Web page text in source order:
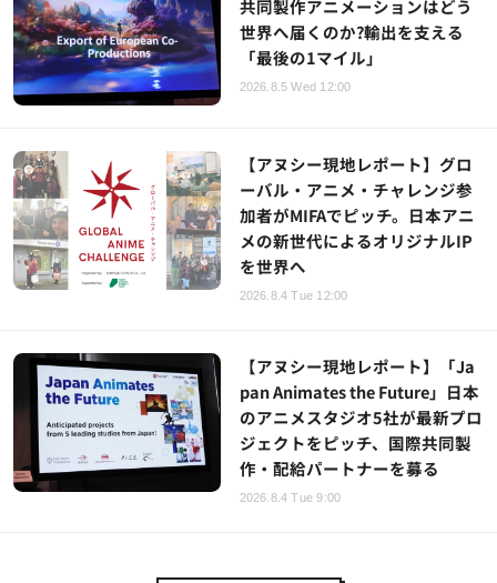
共同製作アニメーションはどう
世界へ届くのか?輸出を支える
「最後の1マイル」
2026.8.5 Wed 12:00
【アヌシー現地レポート】グロ
ーバル・アニメ・チャレンジ参
加者がMIFAでピッチ。日本アニ
メの新世代によるオリジナルIP
を世界へ
2026.8.4 Tue 12:00
【アヌシー現地レポート】「Ja
pan Animates the Future」日本
のアニメスタジオ5社が最新プロ
ジェクトをピッチ、国際共同製
作・配給パートナーを募る
2026.8.4 Tue 9:00